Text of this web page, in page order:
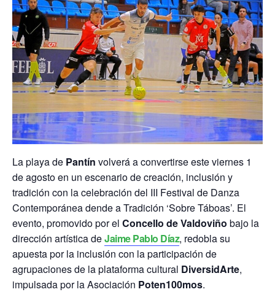
La playa de Pantín volverá a convertirse este viernes 1
de agosto en un escenario de creación, inclusión y
tradición con la celebración del III Festival de Danza
Contemporánea dende a Tradición ‘Sobre Táboas’. El
evento, promovido por el Concello de Valdoviño bajo la
dirección artística deJaime Pablo Díaz, redobla su
apuesta por la inclusión con la participación de
agrupaciones de la plataforma cultural DiversidArte,
impulsada por la Asociación Poten100mos.